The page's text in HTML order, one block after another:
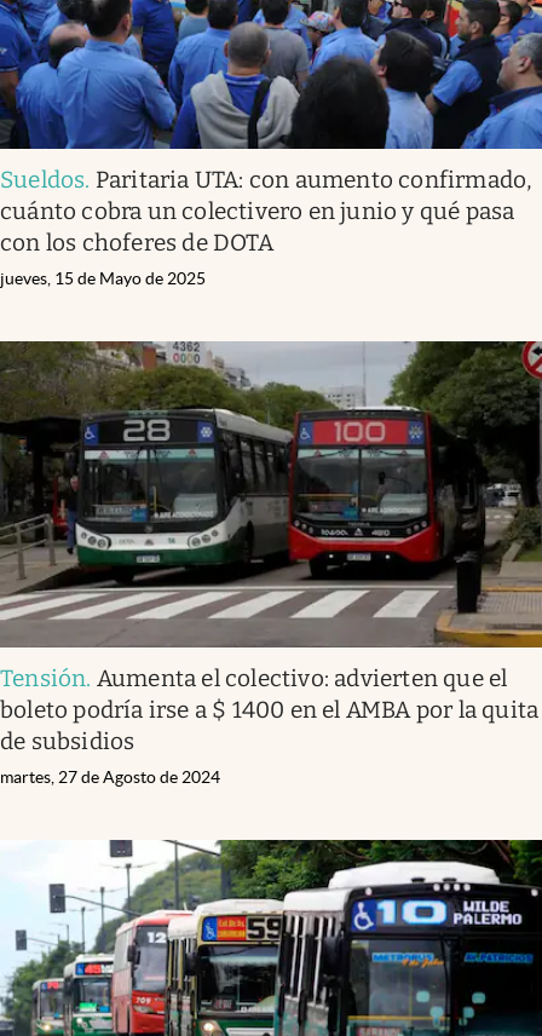
Mundial 2026
Eventos Corporativos
El Cronista Studio
Mediakit
abre en nueva pestaña
Argentina
Sueldos. Paritaria UTA: con aumento confirmado,
cuánto cobra un colectivero en junio y qué pasa
con los choferes de DOTA
jueves, 15 de Mayo de 2025
Tensión. Aumenta el colectivo: advierten que el
boleto podría irse a $ 1400 en el AMBA por la quita
de subsidios
martes, 27 de Agosto de 2024